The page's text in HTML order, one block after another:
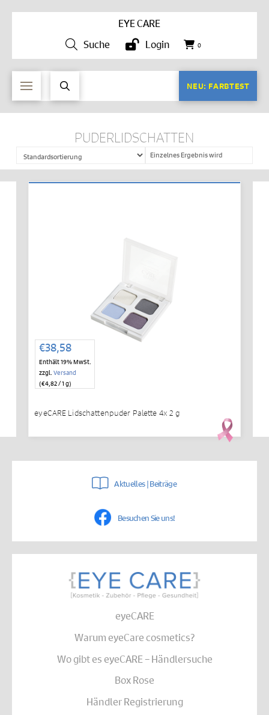
EYE CARE
Suche
Login 0
NEU: FARBTEST
PUDERLIDSCHATTEN
Einzelnes Ergebnis wird
angezeigt
€38,58
Enthält 19% MwSt.
zzgl. Versand
(€4,82/ 1 g)
eyeCARE Lidschattenpuder Palette 4x 2 g
Aktuelles | Beiträge
Besuchen Sie uns!
eyeCARE
Warum eyeCare cosmetics?
Wo gibt es eyeCARE – Händlersuche
Box Rose
Händler Registrierung